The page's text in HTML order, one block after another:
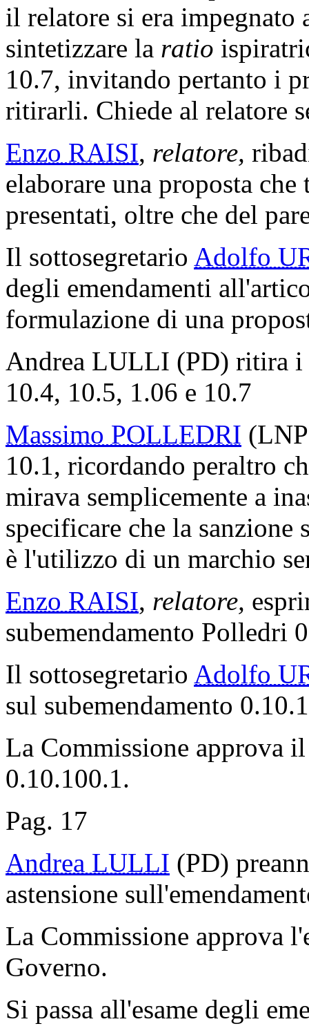
il relatore si era impegnato
sintetizzare la ratio
10.7, invitando pertanto i
ritirarli. Chiede al relatore
Enzo RAISI, relatore,
elaborare una proposta
presentati, oltre che del
Il sottosegretario Adolfo
degli emendamenti
formulazione di una
Andrea LULLI (PD) ritira i
10.4, 10.5, 1.06 e 10.7
Massimo POLLEDRI
10.1, ricordando peraltro
mirava semplicemente a
specificare che la
è l'utilizzo di un marchio
Enzo RAISI, relatore,
subemendamento Polledri
Il sottosegretario Adolfo
sul subemendamento
La Commissione approva
0.10.100.1.
Pag. 17
Andrea LULLI (PD)
astensione
La Commissione approva
Governo.
Si passa all'esame degli